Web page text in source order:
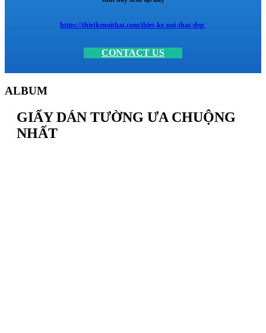
https://thietkenoithat.com/thiet-ke-noi-that-dep
CONTACT US
ALBUM
GIẤY DÁN TƯỜNG ƯA CHUỘNG
NHẤT